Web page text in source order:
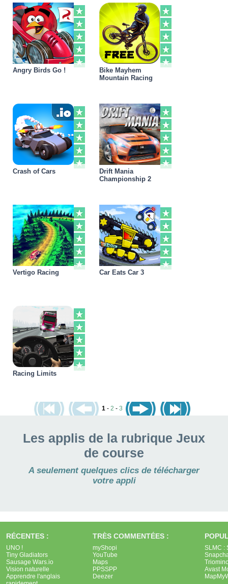
Angry Birds Go !
Bike Mayhem
Mountain Racing
Crash of Cars
Drift Mania
Championship 2
Vertigo Racing Car Eats Car 3
Racing Limits
1 -2 -3
Les applis de la rubrique Jeux
de course
A seulement quelques clics de télécharger
votre appli
RÉCENTES :
UNO !
Tiny Gladiators
Sausage Wars.io
Vision naturelle
Apprendre l'anglais
TRÈS COMMENTÉES :
myShopi
YouTube
Maps
PPSSPP
Deezer
SLMC :
Avast